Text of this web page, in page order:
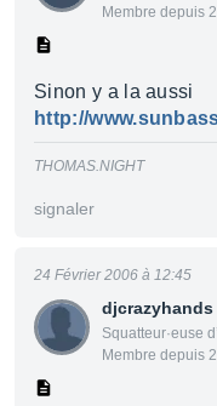
Membre depuis
Sinon y a la aussi
http://
THOMAS.NIGHT
signaler
djcrazyhands
Squatteur·euse
Membre depuis
24 Février 2006 à 12:45